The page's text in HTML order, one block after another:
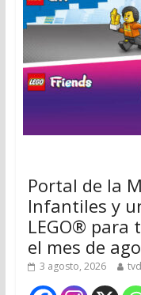
Portal de la
Infantiles y
LEGO®
el mes de
3 agosto, 2026